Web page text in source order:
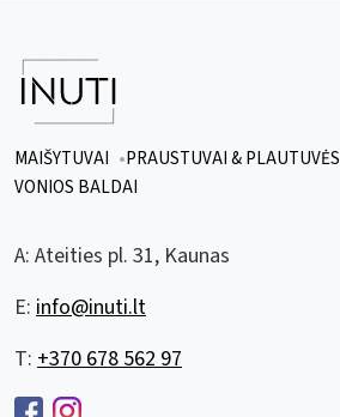
MAIŠYTUVAI PRAUSTUVAI & PLAUTUVĖS
VONIOS BALDAI
A: Ateities pl. 31, Kaunas
E: info@inuti.lt
T: +370 678 562 97